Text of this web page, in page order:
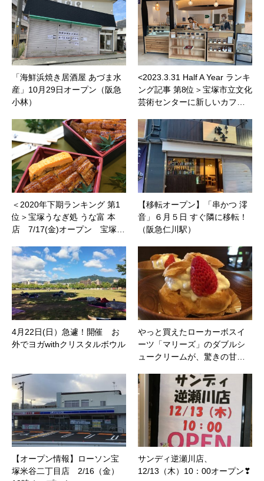
「海鮮浜焼き居酒屋 あづま水
産」10月29日オープン（阪急
小林）
<2023.3.31 Half A Year ランキ
ング記事 第8位＞宝塚市立文化
芸術センターに新しいカフ…
＜2020年下期ランキング 第1
位＞宝塚うなぎ処 うな富 本
店 7/17(金)オープン 宝塚…
【移転オープン】「串かつ 澪
音」６月５日 すぐ隣に移転！
（阪急仁川駅）
4月22日(日）急遽！開催 お
外でヨガwithクリスタルボウル
やっと買えたローカーボスイ
ーツ「マリーズ」のダブルシ
ュークリームが、驚きの甘…
【オープン情報】ローソン宝
塚米谷二丁目店 2/16（金）
サンディ逆瀬川店、
12/13（木）10：00オープン❣